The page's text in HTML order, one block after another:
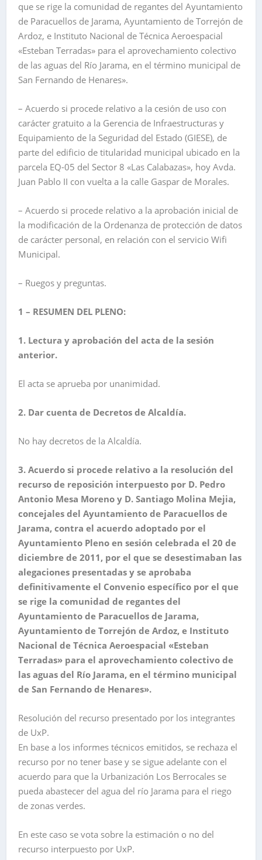
que se rige la comunidad de regantes del Ayuntamiento
de Paracuellos de Jarama, Ayuntamiento de Torrejón de
Ardoz, e Instituto Nacional de Técnica Aeroespacial
«Esteban Terradas» para el aprovechamiento colectivo
de las aguas del Río Jarama, en el término municipal de
San Fernando de Henares».
– Acuerdo si procede relativo a la cesión de uso con
carácter gratuito a la Gerencia de Infraestructuras y
Equipamiento de la Seguridad del Estado (GIESE), de
parte del edificio de titularidad municipal ubicado en la
parcela EQ-05 del Sector 8 «Las Calabazas», hoy Avda.
Juan Pablo II con vuelta a la calle Gaspar de Morales.
– Acuerdo si procede relativo a la aprobación inicial de
la modificación de la Ordenanza de protección de datos
de carácter personal, en relación con el servicio Wifi
Municipal.
– Ruegos y preguntas.
1 – RESUMEN DEL PLENO:
1. Lectura y aprobación del acta de la sesión
anterior.
El acta se aprueba por unanimidad.
2. Dar cuenta de Decretos de Alcaldía.
No hay decretos de la Alcaldía.
3. Acuerdo si procede relativo a la resolución del
recurso de reposición interpuesto por D. Pedro
Antonio Mesa Moreno y D. Santiago Molina Mejia,
concejales del Ayuntamiento de Paracuellos de
Jarama, contra el acuerdo adoptado por el
Ayuntamiento Pleno en sesión celebrada el 20 de
diciembre de 2011, por el que se desestimaban las
alegaciones presentadas y se aprobaba
definitivamente el Convenio específico por el que
se rige la comunidad de regantes del
Ayuntamiento de Paracuellos de Jarama,
Ayuntamiento de Torrejón de Ardoz, e Instituto
Nacional de Técnica Aeroespacial «Esteban
Terradas» para el aprovechamiento colectivo de
las aguas del Río Jarama, en el término municipal
de San Fernando de Henares».
Resolución del recurso presentado por los integrantes
de UxP.
En base a los informes técnicos emitidos, se rechaza el
recurso por no tener base y se sigue adelante con el
acuerdo para que la Urbanización Los Berrocales se
pueda abastecer del agua del río Jarama para el riego
de zonas verdes.
En este caso se vota sobre la estimación o no del
recurso interpuesto por UxP.